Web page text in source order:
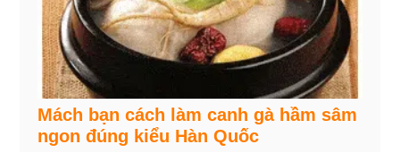
Mách bạn cách làm canh gà hầm sâm
ngon đúng kiểu Hàn Quốc